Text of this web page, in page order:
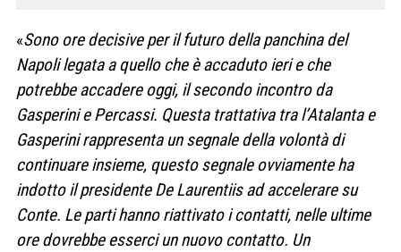
«Sono ore decisive per il futuro della panchina del
Napoli legata a quello che è accaduto ieri e che
potrebbe accadere oggi, il secondo incontro da
Gasperini e Percassi. Questa trattativa tra l’Atalanta e
Gasperini rappresenta un segnale della volontà di
continuare insieme, questo segnale ovviamente ha
indotto il presidente De Laurentiis ad accelerare su
Conte. Le parti hanno riattivato i contatti, nelle ultime
ore dovrebbe esserci un nuovo contatto. Un